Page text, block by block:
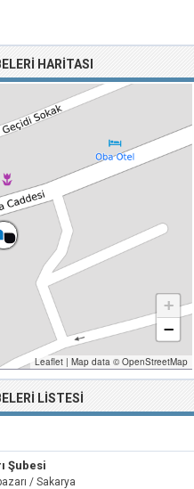
HARITASI
+
−
Leaflet | Map data © OpenStreetMap
LISTESI
Şubesi
/ Sakarya